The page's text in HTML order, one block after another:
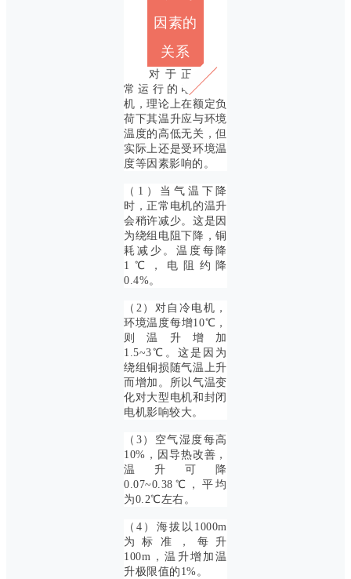
因素的
关系
对于正
常运行的电
机，理论上在额定负
荷下其温升应与环境
温度的高低无关，但
实际上还是受环境温
度等因素影响的。
（1）当气温下降
时，正常电机的温升
会稍许减少。这是因
为绕组电阻下降，铜
耗减少。温度每降
1℃，电阻约降
0.4%。
（2）对自冷电机，
环境温度每增10℃，
则温升增加
1.5~3℃。这是因为
绕组铜损随气温上升
而增加。所以气温变
化对大型电机和封闭
电机影响较大。
（3）空气湿度每高
10%，因导热改善，
温升可降
0.07~0.38℃，平均
为0.2℃左右。
（4）海拔以1000m
为标准，每升
100m，温升增加温
升极限值的1%。